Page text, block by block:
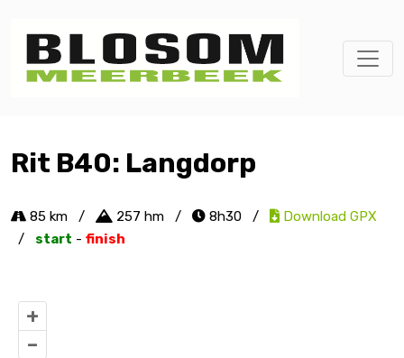
Rit B40: Langdorp
85 km / 257 hm / 8h30 /
Download GPX
/
start - finish
+
–